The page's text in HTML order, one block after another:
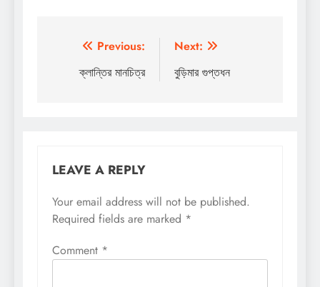
Post
navigation
Previous:
ক্লান্তির মানচিত্র
Next:
বুড়িমার গুপ্তধন
LEAVE A REPLY
Your email address will not be published.
Required fields are marked *
Comment *